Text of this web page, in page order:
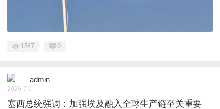
1547 0
admin
2026-7-6
塞西总统强调：加强埃及融入全球生产链至关重要